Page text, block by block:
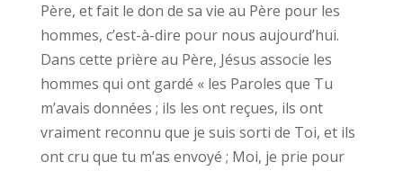
Père, et fait le don de sa vie au Père pour les
hommes, c’est-à-dire pour nous aujourd’hui.
Dans cette prière au Père, Jésus associe les
hommes qui ont gardé « les Paroles que Tu
m’avais données ; ils les ont reçues, ils ont
vraiment reconnu que je suis sorti de Toi, et ils
ont cru que tu m’as envoyé ; Moi, je prie pour